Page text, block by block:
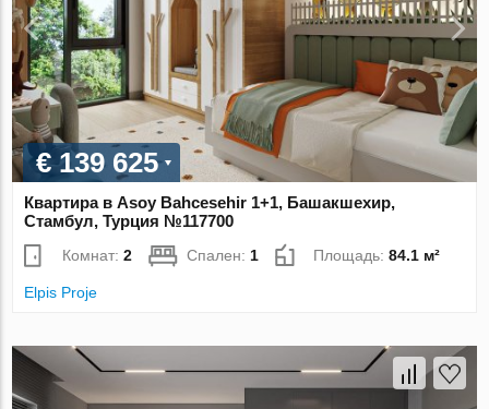
€ 139 625
Квартира в Asoy Bahcesehir 1+1, Башакшехир,
Стамбул, Турция №117700
Комнат:2 Спален: 1 Площадь:84.1 м²
Elpis Proje